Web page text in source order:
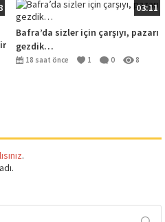
03:11
Bafra’da sizler için çarşıyı, pazarı
gezdik…
18 saat önce 1 0 8
.